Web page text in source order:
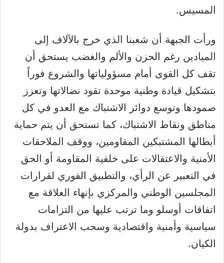
المسيس.
ورأت الجبهة أن شعبنا الذي خرج بالآلاف إلى
الميادين رغم الحزن والألم والغضب يستحق أن
تقف كل القوى أمام مسؤولياتها والشروع فوراً
بتشكيل قيادة وطنية موحدة تقود نضالاتها وتعزز
صمودها وتوسع دوائر الاشتباك مع العدو في كل
مناطق ونقاط الاشتباك، كما تستحق أن يتم حماية
أبطالها المشتبكين المقاومين، ووقف الملاحقات
الأمنية والاعتقالات على خلفية المقاومة أو الحق
في التعبير عن الرأي، والتطبيق الفوري لقرارات
المجلسين الوطني والمركزي بإنهاء العلاقة مع
اتفاقات أوسلو وما ترتب عليها من التزامات
سياسية وأمنية واقتصادية وسحب الاعتراف بدولة
الكيان.